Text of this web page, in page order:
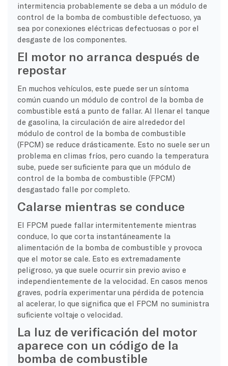
intermitencia probablemente se deba a un módulo de
control de la bomba de combustible defectuoso, ya
sea por conexiones eléctricas defectuosas o por el
desgaste de los componentes.
El motor no arranca después de
repostar
En muchos vehículos, este puede ser un síntoma
común cuando un módulo de control de la bomba de
combustible está a punto de fallar. Al llenar el tanque
de gasolina, la circulación de aire alrededor del
módulo de control de la bomba de combustible
(FPCM) se reduce drásticamente. Esto no suele ser un
problema en climas fríos, pero cuando la temperatura
sube, puede ser suficiente para que un módulo de
control de la bomba de combustible (FPCM)
desgastado falle por completo.
Calarse mientras se conduce
El FPCM puede fallar intermitentemente mientras
conduce, lo que corta instantáneamente la
alimentación de la bomba de combustible y provoca
que el motor se cale. Esto es extremadamente
peligroso, ya que suele ocurrir sin previo aviso e
independientemente de la velocidad. En casos menos
graves, podría experimentar una pérdida de potencia
al acelerar, lo que significa que el FPCM no suministra
suficiente voltaje o velocidad.
La luz de verificación del motor
aparece con un código de la
bomba de combustible